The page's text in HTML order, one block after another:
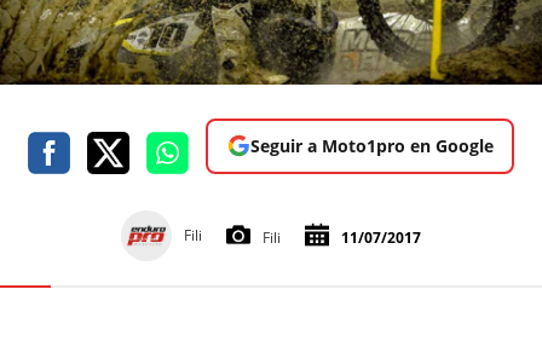
Seguir a Moto1pro en Google
Fili Fili 11/07/2017